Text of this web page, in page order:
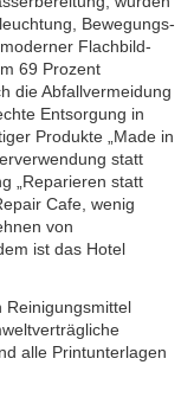
Bewegungs-
Flachbild-
69 Prozent
die Abfallvermeidung
Entsorgung in
Produkte „Made in
statt
„Reparieren statt
Cafe, wenig
von
ist das Hotel
Reinigungsmittel
alle Printunterlagen